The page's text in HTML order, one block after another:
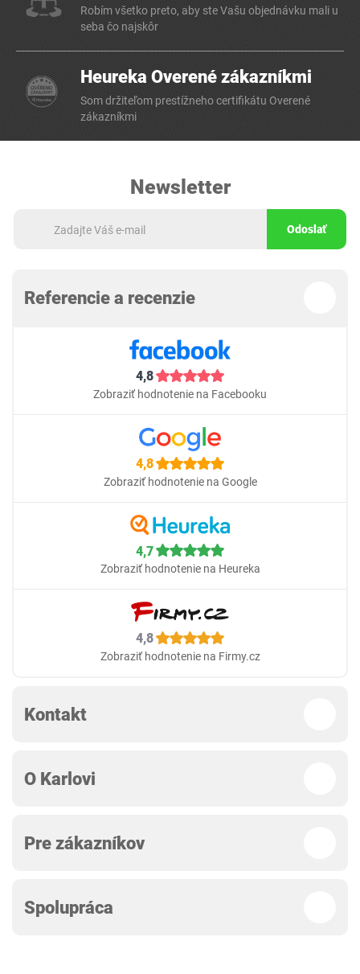
Robím všetko preto, aby ste Vašu objednávku mali u
seba čo najskôr
Heureka Overené zákazníkmi
Som držiteľom prestížneho certifikátu Overené
zákazníkmi
Newsletter
Odoslať
Referencie a recenzie
4,8
Zobraziť hodnotenie na Facebooku
4,8
Zobraziť hodnotenie na Google
4,7
Zobraziť hodnotenie na Heureka
4,8
Zobraziť hodnotenie na Firmy.cz
Kontakt
O Karlovi
Pre zákazníkov
Spolupráca